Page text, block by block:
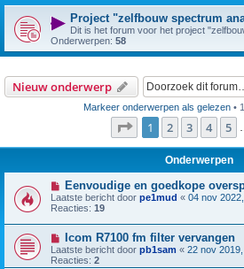
Project "zelfbouw spectrum
Dit is het forum voor het project
Onderwerpen: 58
Nieuw onderwerp
Markeer onderwerpen als gelezen•
Pagina van 7
1 2 3 4 5
Onderwerpen
Eenvoudige en goedkope
Laatste bericht door pe1mud « 04 nov
Reacties: 19
Icom R7100 fm filter vervangen
Laatste bericht door pb1sam « 22 nov
Reacties: 2